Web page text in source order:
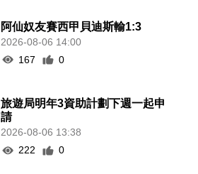
阿仙奴友賽西甲貝迪斯輸1:3
2026-08-06 14:00
167
0
旅遊局明年3資助計劃下週一起申
請
2026-08-06 13:38
222
0